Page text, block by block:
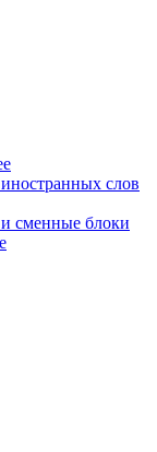
слов
сменные блоки